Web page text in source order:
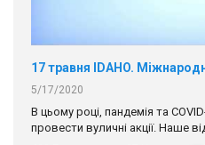
5/17/2020
В цьому році, пандемія та
провести вуличні акції. Наше